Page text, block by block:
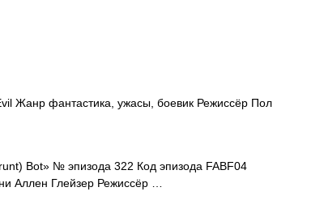
Жанр фантастика, ужасы, боевик Режиссёр Пол
Bot» № эпизода 322 Код эпизода FABF04
Аллен Глейзер Режиссёр …